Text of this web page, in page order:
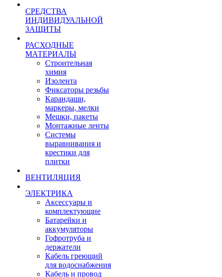
СРЕДСТВА
ИНДИВИДУАЛЬНОЙ
ЗАЩИТЫ
РАСХОДНЫЕ
МАТЕРИАЛЫ
Строительная
химия
Изолента
Фиксаторы резьбы
Карандаши,
маркеры, мелки
Мешки, пакеты
Монтажные ленты
Системы
выравнивания и
крестики для
плитки
ВЕНТИЛЯЦИЯ
ЭЛЕКТРИКА
Аксессуары и
комплектующие
Батарейки и
аккумуляторы
Гофротруба и
держатели
Кабель греющий
для водоснабжения
Кабель и провод